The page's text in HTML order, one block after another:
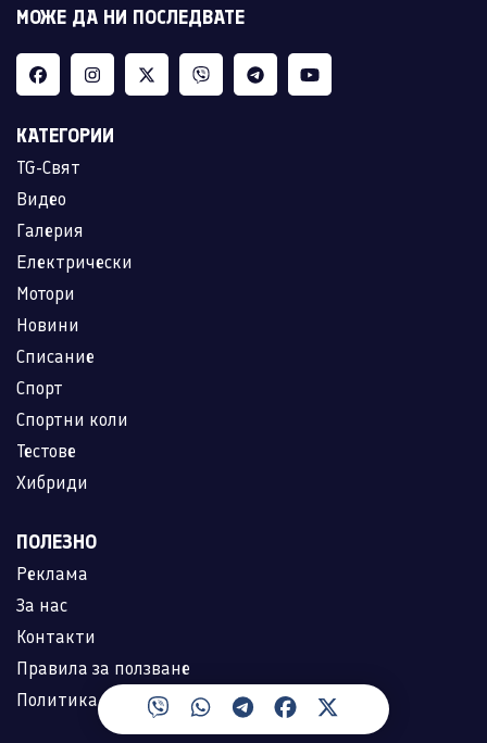
МОЖЕ ДА НИ ПОСЛЕДВАТЕ
КАТЕГОРИИ
TG-Свят
Видео
Галерия
Електрически
Мотори
Новини
Списание
Спорт
Спортни коли
Тестове
Хибриди
ПОЛЕЗНО
Реклама
За нас
Контакти
Правила за ползване
Политика за лични данни